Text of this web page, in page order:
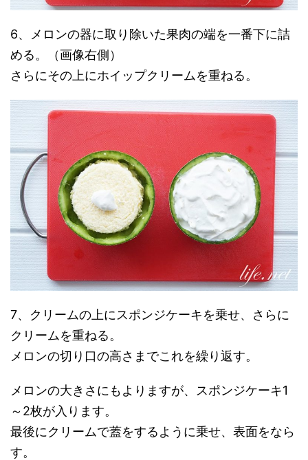
6、メロンの器に取り除いた果肉の端を一番下に詰
める。（画像右側）
さらにその上にホイップクリームを重ねる。
7、クリームの上にスポンジケーキを乗せ、さらに
クリームを重ねる。
メロンの切り口の高さまでこれを繰り返す。
メロンの大きさにもよりますが、スポンジケーキ1
～2枚が入ります。
最後にクリームで蓋をするように乗せ、表面をなら
す。